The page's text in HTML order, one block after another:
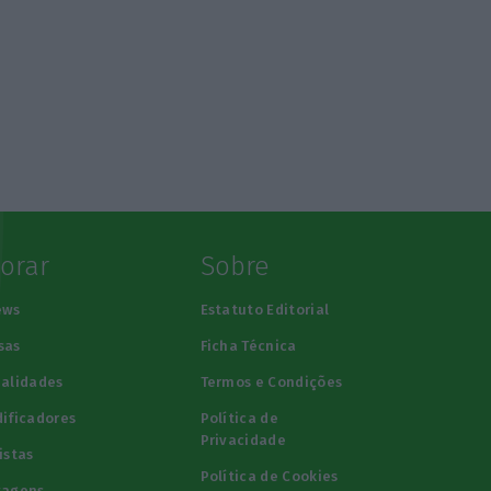
Sobre
Estatuto Editorial
Ficha Técnica
Termos e Condições
Política de
Privacidade
Política de Cookies